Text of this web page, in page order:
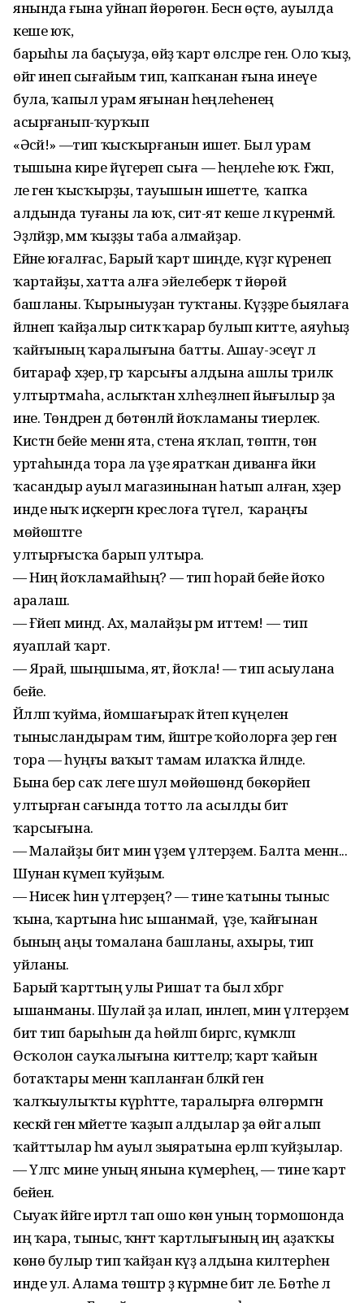
янында ғына уйнап йөрөгөн. Бесән өҫтө, ауылда
кеше юҡ,
барыһы ла баҫыуҙа, өйҙә ҡарт өләсәләре генә. Оло ҡыҙ,
өйгә инеп сығайым тип, ҡапҡанан ғына инеүе
була, ҡапыл урам яғынан һеңлеһенең
асырғанып-ҡурҡып
«Әсәй!» —тип ҡысҡырғанын ишетә. Был урам
тышына кире йүгереп сыға — һеңлеһе юҡ. Ғәжәп,
әле генә ҡысҡырҙы, тауышын ишетте, ә ҡапҡа
алдында туғаны ла юҡ, сит-ят кеше лә күренмәй.
Эҙләйҙәр, әммә ҡыҙҙы таба алмайҙар.
Ейәне юғалғас, Барый ҡарт шиңде, күҙгә күренеп
ҡартайҙы, хатта алға эйелеберәк тә йөрөй
башланы. Ҡырыныуҙан туҡтаны. Күҙҙәре быялаға
әйләнеп ҡайҙалыр ситкә ҡарар булып китте, аяуһыҙ
ҡайғының ҡаралығына батты. Ашау-эсеүгә лә
битараф хәҙер, әгәр ҡарсығы алдына ашлы тәрилкә
ултыртмаһа, аслыҡтан хәлһеҙләнеп йығылыр ҙа
ине. Төндәрен дә бөтөнләй йоҡламаны тиерлек.
Кистән әбейе менән ята, стена яҡлап, төптән, төн
уртаһында тора ла үҙе яратҡан диванға йәки
ҡасандыр ауыл магазинынан һатып алған, хәҙер
инде ныҡ иҫкергән креслоға түгел, ә ҡараңғы
мөйөштәге
ултырғысҡа барып ултыра.
— Ниңә йоҡламайһың? — тип һорай әбейе йоҡо
аралаш.
— Ғәйеп миндә. Ах, малайҙы әрәм иттем! — тип
яуаплай ҡарт.
— Ярай, шыңшыма, ят, йоҡла! — тип асыулана
әбейе.
Йәлләп ҡуйма, йомшағыраҡ әйтеп күңелен
тынысландырам тимә, йәштәре ҡойолорға әҙер генә
тора — һуңғы ваҡыт тамам илаҡҡа әйләнде.
Бына бер саҡ әлеге шул мөйөшөндә бөкөрәйеп
ултырған сағында тотто ла асылды бит
ҡарсығына.
— Малайҙы бит мин үҙем үлтерҙем. Балта менән...
Шунан күмеп ҡуйҙым.
— Нисек һин үлтерҙең? — тине ҡатыны тыныс
ҡына, ҡартына һис ышанмай, ә үҙе, ҡайғынан
бының аңы томалана башланы, ахыры, тип
уйланы.
Барый ҡарттың улы Ришат та был хәбәргә
ышанманы. Шулай ҙа илап, инәлеп, мин үлтерҙем
бит тип барыһын да һөйләп биргәс, күмәкләп
Өсҡолон сауҡалығына киттеләр; ҡарт ҡайын
ботаҡтары менән ҡапланған бәләкәй генә
ҡалҡыулыҡты күрһәтте, таралырға өлгөрмәгән
кескәй генә мәйетте ҡаҙып алдылар ҙа өйгә алып
ҡайттылар һәм ауыл зыяратына ерләп ҡуйҙылар.
— Үлгәс мине уның янына күмерһең, — тине ҡарт
әбейенә.
Сыуаҡ йәйге иртәлә тап ошо көн уның тормошонда
иң ҡара, тыныс, ҡәнәғәт ҡартлығының иң аҙаҡҡы
көнө булыр тип ҡайҙан күҙ алдына килтерһен
инде ул. Алама төштәр ҙә күрмәне бит әле. Бөтәһе лә